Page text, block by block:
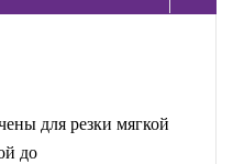
для резки мягкой
до